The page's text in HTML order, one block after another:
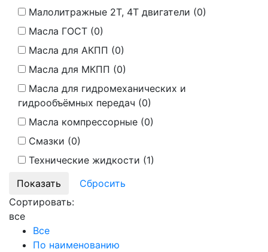
Малолитражные 2Т, 4Т двигатели (0)
Масла ГОСТ (0)
Масла для АКПП (0)
Масла для МКПП (0)
Масла для гидромеханических и
гидрообъёмных передач (0)
Масла компрессорные (0)
Смазки (0)
Технические жидкости (1)
Сортировать:
все
Все
По наименованию